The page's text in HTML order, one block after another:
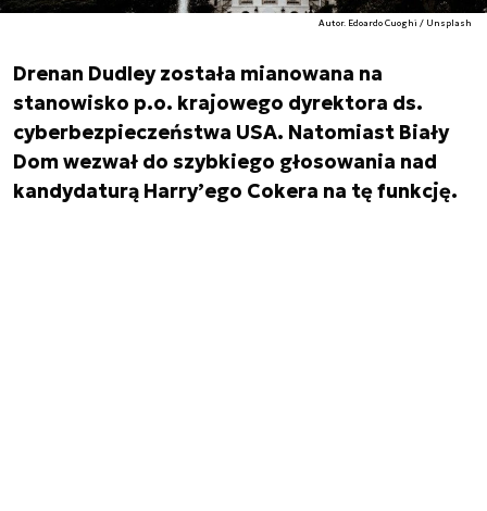
Autor. Edoardo Cuoghi / Unsplash
Drenan Dudley została mianowana na
stanowisko p.o. krajowego dyrektora ds.
cyberbezpieczeństwa USA. Natomiast Biały
Dom wezwał do szybkiego głosowania nad
kandydaturą Harry’ego Cokera na tę funkcję.